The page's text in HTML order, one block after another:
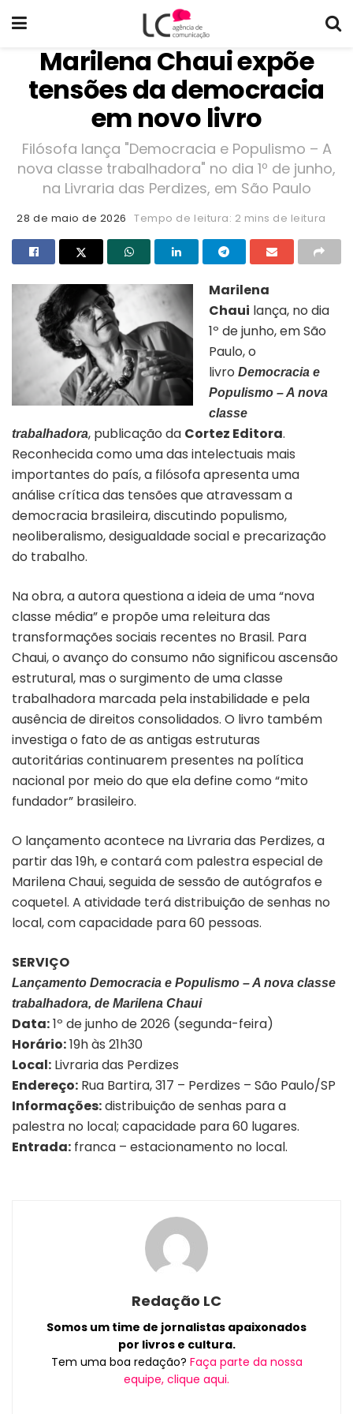
Marilena Chaui expõe
tensões da democracia
em novo livro
Filósofa lança "Democracia e Populismo – A
nova classe trabalhadora" no dia 1º de junho,
na Livraria das Perdizes, em São Paulo
28 de maio de 2026 Tempo de leitura: 2 mins de leitura
Marilena
Chaui lança, no dia
1º de junho, em São
Paulo, o
livro Democracia e
Populismo – A nova
classe
trabalhadora, publicação da Cortez Editora.
Reconhecida como uma das intelectuais mais
importantes do país, a filósofa apresenta uma
análise crítica das tensões que atravessam a
democracia brasileira, discutindo populismo,
neoliberalismo, desigualdade social e precarização
do trabalho.
Na obra, a autora questiona a ideia de uma “nova
classe média” e propõe uma releitura das
transformações sociais recentes no Brasil. Para
Chaui, o avanço do consumo não significou ascensão
estrutural, mas o surgimento de uma classe
trabalhadora marcada pela instabilidade e pela
ausência de direitos consolidados. O livro também
investiga o fato de as antigas estruturas
autoritárias continuarem presentes na política
nacional por meio do que ela define como “mito
fundador” brasileiro.
O lançamento acontece na Livraria das Perdizes, a
partir das 19h, e contará com palestra especial de
Marilena Chaui, seguida de sessão de autógrafos e
coquetel. A atividade terá distribuição de senhas no
local, com capacidade para 60 pessoas.
SERVIÇO
Lançamento Democracia e Populismo – A nova classe
trabalhadora, de Marilena Chaui
Data:1º de junho de 2026 (segunda-feira)
Horário:19h às 21h30
Local: Livraria das Perdizes
Endereço: Rua Bartira, 317 – Perdizes – São Paulo/SP
Informações:distribuição de senhas para a
palestra no local; capacidade para 60 lugares.
Entrada: franca – estacionamento no local.
Redação LC
Somos um time de jornalistas apaixonados
por livros e cultura.
Tem uma boa redação? Faça parte da nossa
equipe, clique aqui.